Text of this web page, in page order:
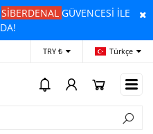
SİBERDENALGÜVENCESİ İLE
TRY ₺ Türkçe